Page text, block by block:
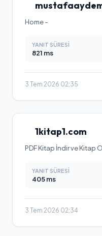
Home -
YANIT SÜRESI
821 ms
3 Tem 2026 02:35
1kitap1.com
PDF Kitap İndir ve Kitap
YANIT SÜRESI
405ms
3 Tem 2026 02:34